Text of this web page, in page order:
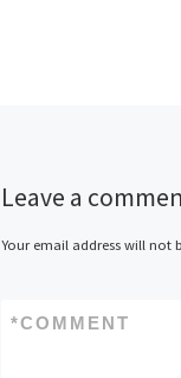
Leave a
Your email address will not
COMMENT
*